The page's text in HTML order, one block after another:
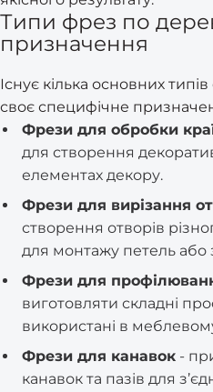
Типи фрез по
призначення
Існує кілька основних
своє специфічне
Фрези для обробки
для створення
елементах декору.
Фрези для вирізання
створення отворів
для монтажу петель або
Фрези для
виготовляти складні
використані в
Фрези для канавок -
канавок та пазів для